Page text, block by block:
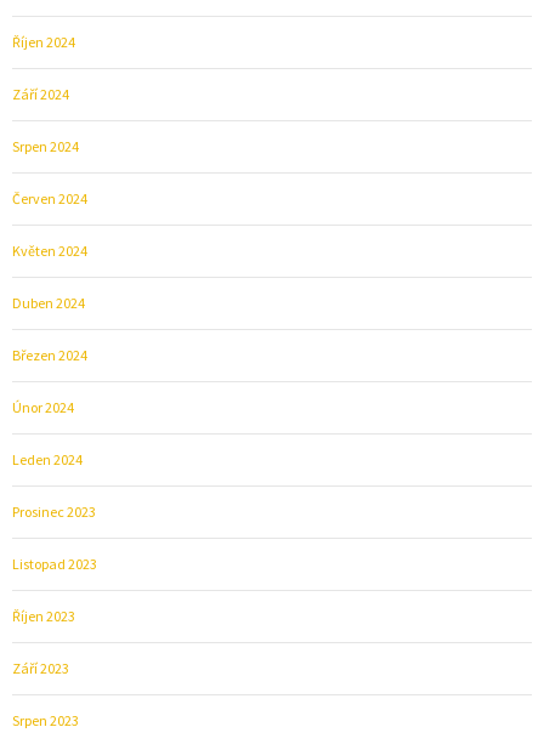
Říjen 2024
Září 2024
Srpen 2024
Červen 2024
Květen 2024
Duben 2024
Březen 2024
Únor 2024
Leden 2024
Prosinec 2023
Listopad 2023
Říjen 2023
Září 2023
Srpen 2023